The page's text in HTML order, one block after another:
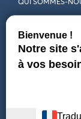
QUI SOMMES-
REJOIGNEZ-NOUS
CONTACT